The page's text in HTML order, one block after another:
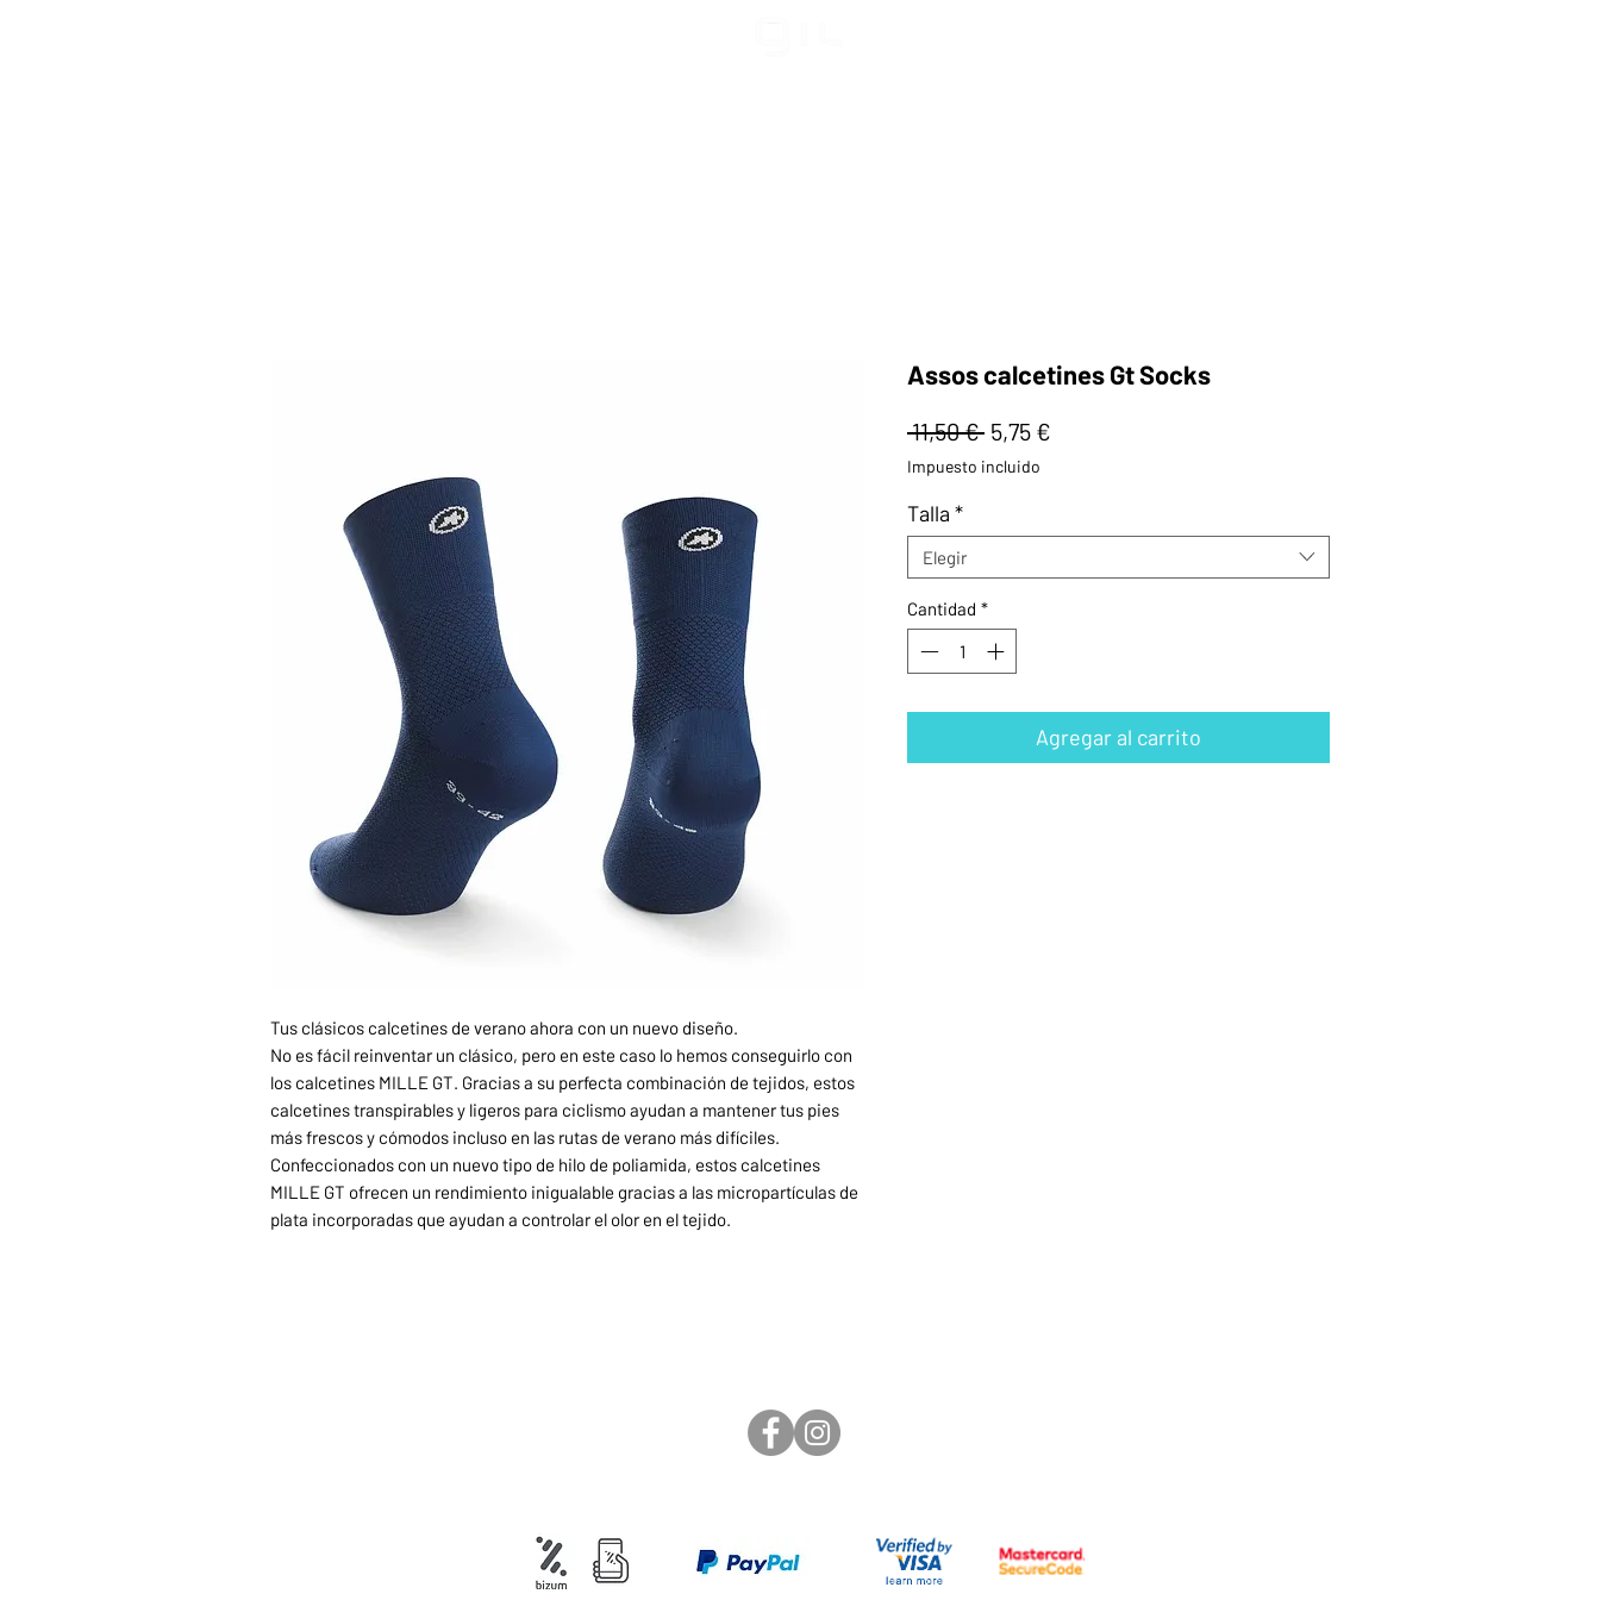
Tus clásicos calcetines de verano ahora con un nuevo diseño.
No es fácil reinventar un clásico, pero en este caso lo hemos conseguirlo con
los calcetines MILLE GT. Gracias a su perfecta combinación de tejidos, estos
calcetines transpirables y ligeros para ciclismo ayudan a mantener tus pies
más frescos y cómodos incluso en las rutas de verano más difíciles.
Confeccionados con un nuevo tipo de hilo de poliamida, estos calcetines
MILLE GT ofrecen un rendimiento inigualable gracias a las micropartículas de
plata incorporadas que ayudan a controlar el olor en el tejido.
Assos calcetines Gt Socks
11,50 € Precio
5,75 €
Impuesto incluido
Talla *
Elegir
Cantidad *
Agregar al carrito